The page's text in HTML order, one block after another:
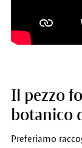
Il pezzo
botanico
Preferiamo